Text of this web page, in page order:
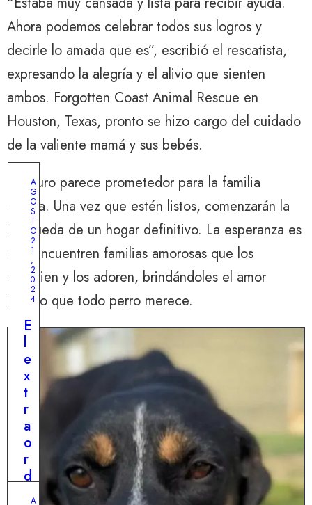
Ahora podemos celebrar todos sus logros y
decirle lo amada que es”, escribió el rescatista,
expresando la alegría y el alivio que sienten
ambos. Forgotten Coast Animal Rescue en
Houston, Texas, pronto se hizo cargo del cuidado
de la valiente mamá y sus bebés.
El futuro parece prometedor para la familia
canina. Una vez que estén listos, comenzarán la
búsqueda de un hogar definitivo. La esperanza es
que encuentren familias amorosas que los
aprecien y los adoren, brindándoles el amor
infinito que todo perro merece.
A
G
O
S
T
O
2
1
,
2
0
2
4
E
l
e
x
t
r
a
o
r
d
A